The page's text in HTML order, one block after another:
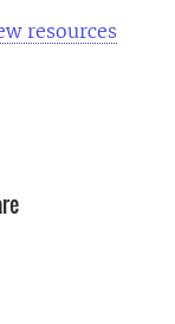
resources